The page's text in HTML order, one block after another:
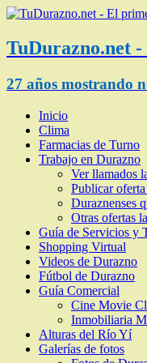
TuDurazno.net
27 años mostrando
Inicio
Clima
Farmacias de Turno
Trabajo en Durazno
Ver llamados
Publicar
Duraznenses
Otras ofertas
Guía de Servicios y
Shopping Virtual
Videos de Durazno
Fútbol de Durazno
Guía Comercial
Cine Movie
Inmobiliaria
Alturas del Río Yí
Galerías de fotos